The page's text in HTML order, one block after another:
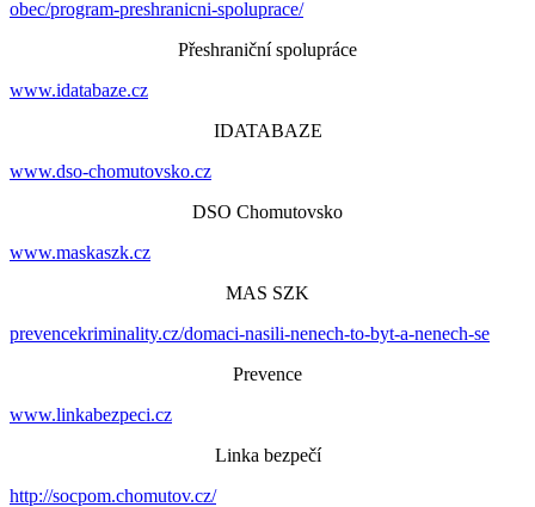
obec/program-preshranicni-spoluprace/
Přeshraniční spolupráce
www.idatabaze.cz
IDATABAZE
www.dso-chomutovsko.cz
DSO Chomutovsko
www.maskaszk.cz
MAS SZK
prevencekriminality.cz/domaci-nasili-nenech-to-byt-a-nenech-se
Prevence
www.linkabezpeci.cz
Linka bezpečí
http://socpom.chomutov.cz/